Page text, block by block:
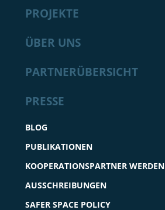
PROJEKTE
ÜBER UNS
PARTNERÜBERSICHT
PRESSE
BLOG
PUBLIKATIONEN
KOOPERATIONSPARTNER WERDEN
AUSSCHREIBUNGEN
SAFER SPACE POLICY